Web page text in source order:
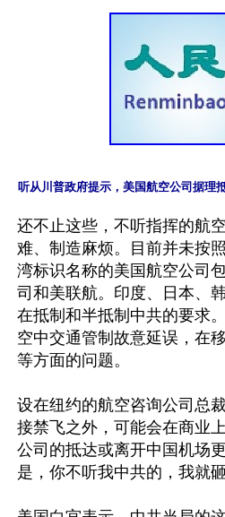
听从川普政府提示，美国航空公司据理
还不止这些，不听指挥的航
难、制造麻烦。目前并未按
湾标识名称的美国航空公司
司和美联航。印度、日本、
在抵制和半抵制中共的要求
空中交通管制故意延误，在
等方面的问题。
设在纽约的航空咨询公司总
接禁飞之外，可能会在商业
公司的抵达或离开中国机场
是，你不听我中共的，我就